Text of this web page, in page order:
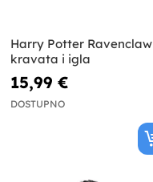
Harry Potter Ravenclaw
kravata i igla
15,99 €
DOSTUPNO